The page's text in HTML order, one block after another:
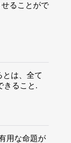
ることがで
は、全て
きること.
用な命題が